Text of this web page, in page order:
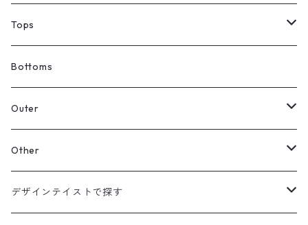
Tops
Tシャツ
スウェット
パーカー
シャツ
Bottoms
Outer
カーディガン
【Original】
ジャケット
Other
帽子
デザインテイストで探す